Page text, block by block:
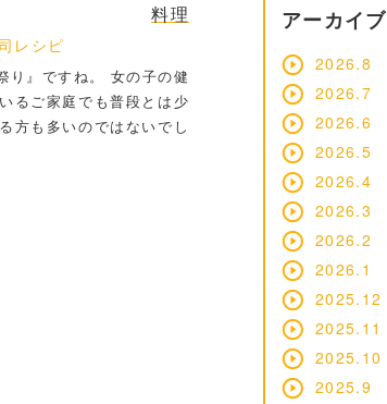
料理
レシピ
』ですね。 女の子の健
るご家庭でも普段とは少
方も多いのではないでし
アーカイブ
2026.8
2026.7
2026.6
2026.5
2026.4
2026.3
2026.2
2026.1
2025.12
2025.11
2025.10
2025.9